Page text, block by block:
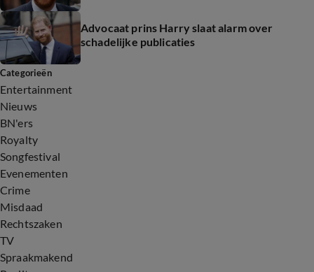
Advocaat prins Harry slaat alarm over
schadelijke publicaties
Categorieën
Entertainment
Nieuws
BN'ers
Royalty
Songfestival
Evenementen
Crime
Misdaad
Rechtszaken
TV
Spraakmakend